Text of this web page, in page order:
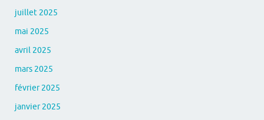
juillet 2025
mai 2025
avril 2025
mars 2025
février 2025
janvier 2025